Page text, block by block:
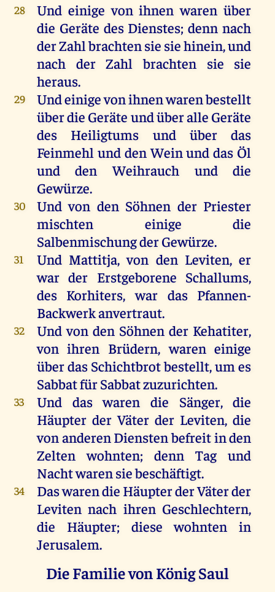
28 Undeinigevon ihnen waren über
die Geräte des Dienstes;denn nach
derZahlbrachtensie siehinein,und
nach der Zahl brachten sie
sie
heraus.
29 Undeinigevonihnenwarenbestellt
überdie Geräte undüberalle Geräte
des
Heiligtums und über
das
Feinmehl und den Wein und das Öl
und
den Weihrauch und
die
Gewürze.
30 Und von den Söhnen der Priester
mischten einigedie
SalbenmischungderGewürze.
31 UndMattitja,von den Leviten,er
war der Erstgeborene Schallums,
desKorhiters,war dasPfannen-
Backwerk anvertraut.
32 Und von den Söhnen der Kehatiter,
von ihren Brüdern,wareneinige
überdasSchichtbrotbestellt,um es
SabbatfürSabbatzuzurichten.
33 Und das waren die Sänger,die
Häupter der Väter der Leviten,die
vonanderenDienstenbefreitinden
Zelten
wohnten; denn Tag
und
Nachtwarensiebeschäftigt.
34 Daswarendie HäupterderVäterder
Leviten nach ihren Geschlechtern,
die
Häupter; diese wohnten
in
Jerusalem.
Die Familie von König Saul